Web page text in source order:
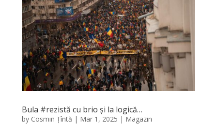
Bula #rezistă cu brio și la logică…
by Cosmin Țîntă | Mar 1, 2025 | Magazin